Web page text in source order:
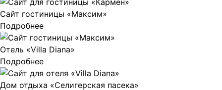
Сайт гостиницы «Максим»
Подробнее
Отель «Villa Diana»
Подробнее
Дом отдыха «Селигерская пасека»